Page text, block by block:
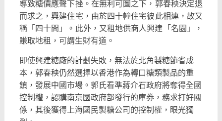
導致糖價應聲下挫。 在無利可圖之下，郭春秧決定退
而求之，興建住宅， 由於四十幢住宅彼此相連，故又
稱「四十間」。此外， 又租地供商人興建「名園」，
賺取地租，可謂生財有道。
即使興建糖廠的計劃失敗，無法於北角製糖節省成
本， 郭春秧仍然選擇以香港作為轉口糖類製品的重
鎮，發展中國市場。 郭氏看準蔣介石政府將奪得全國
控制權， 認購南京國政府部發行的庫券，務求打好關
係， 其後獲得上海國民製糖公司的控制權，眼光獨